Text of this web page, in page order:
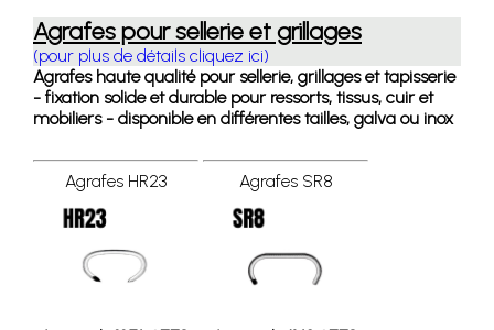
Agrafes pour sellerie et grillages
(pour plus de détails cliquez ici)
Agrafes haute qualité pour sellerie, grillages et tapisserie
- fixation solide et durable pour ressorts, tissus, cuir et
mobiliers - disponible en différentes tailles, galva ou inox
Agrafes HR23 Agrafes SR8